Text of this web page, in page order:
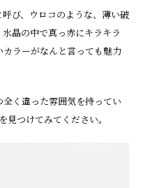
び、ウロコのような、薄い破
晶の中で真っ赤にキラキラ
ラーがなんと言っても魅力
く違った雰囲気を持ってい
見つけてみてください。